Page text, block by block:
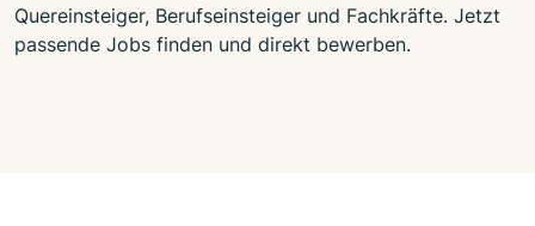
Quereinsteiger, Berufseinsteiger und Fachkräfte. Jetzt
passende Jobs finden und direkt bewerben.